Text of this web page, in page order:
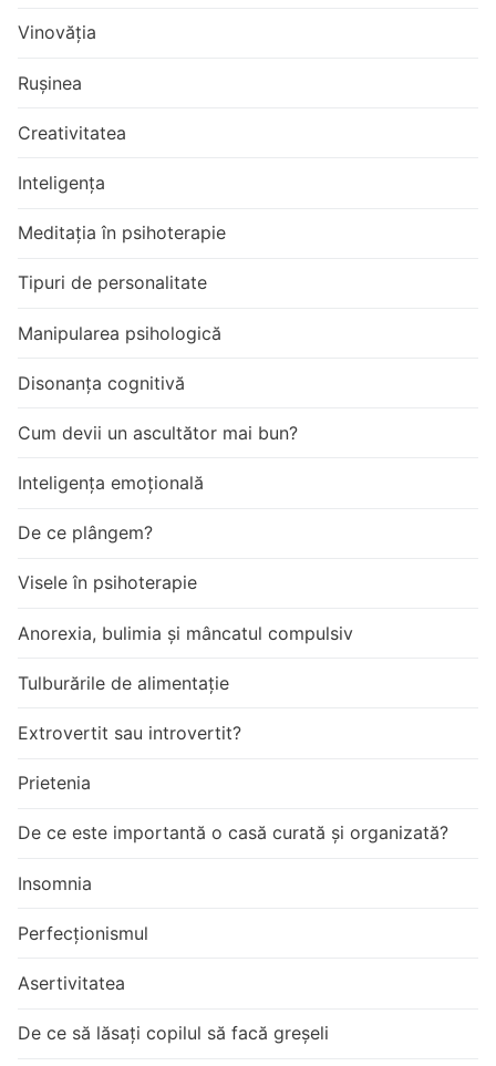
Vinovăția
Rușinea
Creativitatea
Inteligența
Meditația în psihoterapie
Tipuri de personalitate
Manipularea psihologică
Disonanța cognitivă
Cum devii un ascultător mai bun?
Inteligența emoțională
De ce plângem?
Visele în psihoterapie
Anorexia, bulimia și mâncatul compulsiv
Tulburările de alimentație
Extrovertit sau introvertit?
Prietenia
De ce este importantă o casă curată și organizată?
Insomnia
Perfecționismul
Asertivitatea
De ce să lăsați copilul să facă greșeli